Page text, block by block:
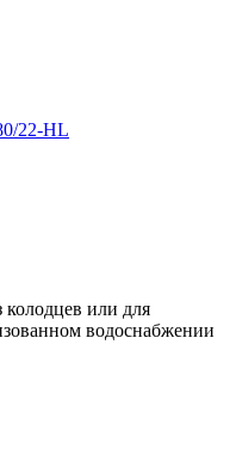
22-HL
колодцев или для
водоснабжении